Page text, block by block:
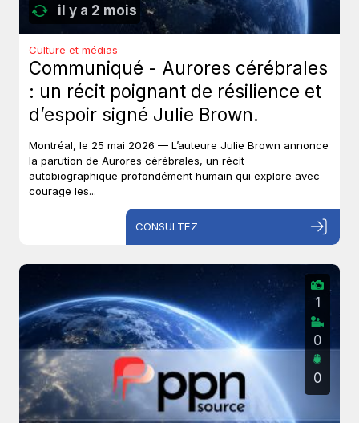
il y a 2 mois
Culture et médias
Communiqué - Aurores cérébrales
: un récit poignant de résilience et
d’espoir signé Julie Brown.
Montréal, le 25 mai 2026 — L’auteure Julie Brown annonce
la parution de Aurores cérébrales, un récit
autobiographique profondément humain qui explore avec
courage les...
CONSULTEZ
1
0
0